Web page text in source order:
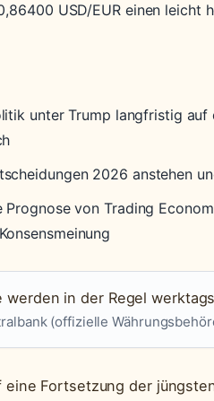
USD/EUR einen leicht
unter Trump langfristig
2026 anstehen
Prognose von Trading
werden in der Regel
(offizielle
eine Fortsetzung der